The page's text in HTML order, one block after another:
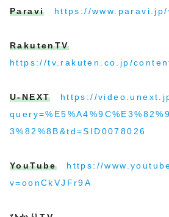
Paravi https://www.paravi.jp/
RakutenTV
https://tv.rakuten.co.jp/
U-NEXT
https://
3%82%8B&td=SID0078026
YouTube
https://
v=oonCkVJFr9A